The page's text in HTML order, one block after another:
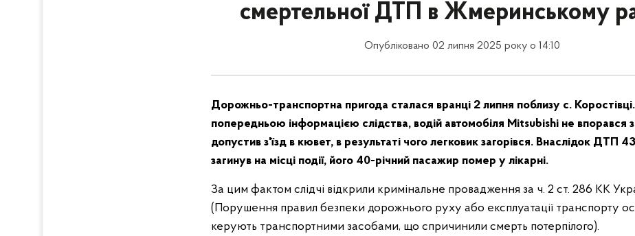
смертельної ДТП в Жмеринському
Опубліковано 02 липня 2025 року о 14:10
Дорожньо-транспортна пригода сталася вранці 2 липня поблизу с.
попередньою інформацією слідства, водій автомобіля Mitsubishi не впорався
допустив з'їзд в кювет, в результаті чого легковик загорівся. Внаслідок ДТП
загинув на місці події, його 40-річний пасажир помер у лікарні.
За цим фактом слідчі відкрили кримінальне провадження за ч. 2 ст. 286 КК
(Порушення правил безпеки дорожнього руху або експлуатації транспорту
керують транспортними засобами, що спричинили смерть потерпілого).